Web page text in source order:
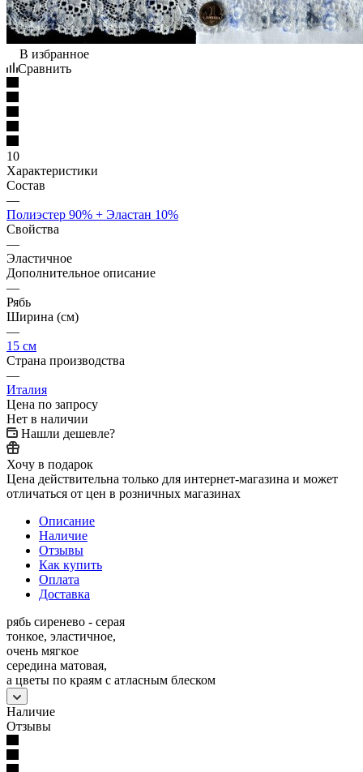
В избранное
Сравнить
10
Характеристики
Состав
—
Полиэстер 90% + Эластан 10%
Свойства
—
Эластичное
Дополнительное описание
—
Рябь
Ширина (см)
—
15 см
Страна производства
—
Италия
Цена по запросу
Нет в наличии
Нашли дешевле?
Хочу в подарок
Цена действительна только для интернет-магазина и может
отличаться от цен в розничных магазинах
Описание
Наличие
Отзывы
Как купить
Оплата
Доставка
рябь сиренево - серая
тонкое, эластичное,
очень мягкое
середина матовая,
а цветы по краям с атласным блеском
Наличие
Отзывы